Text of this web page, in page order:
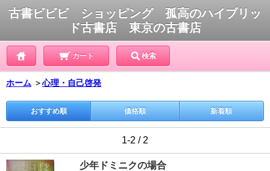
古書ビビビ ショッピング 孤高のハイブリッ
ド古書店 東京の古書店
カート 検索
ホーム ＞心理・自己啓発
おすすめ順 価格順 新着順
1-2 / 2
少年ドミニクの場合